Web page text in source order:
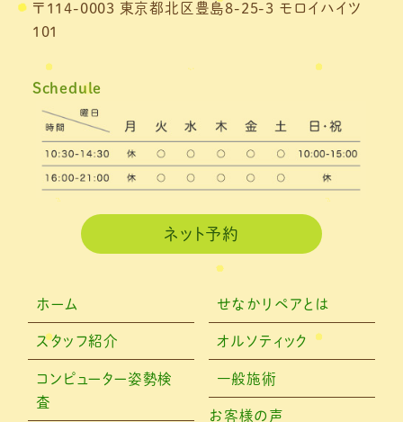
〒114-0003 東京都北区豊島8-25-3 モロイハイツ
101
Schedule
ネット予約
ホーム せなかリペアとは
スタッフ紹介 オルソティック
コンピューター姿勢検
査
一般施術
お客様の声